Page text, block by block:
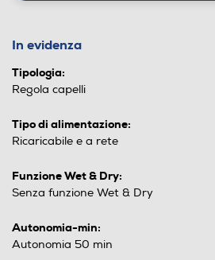
In evidenza
Tipologia:
Regola capelli
Tipo di alimentazione:
Ricaricabile e a rete
Funzione Wet & Dry:
Senza funzione Wet & Dry
Autonomia-min:
Autonomia 50 min